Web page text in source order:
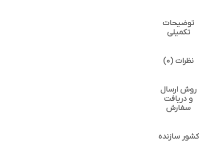
توضیحات
تکمیلی
نظرات (0)
روش ارسال
و دریافت
سفارش
کشور سازنده